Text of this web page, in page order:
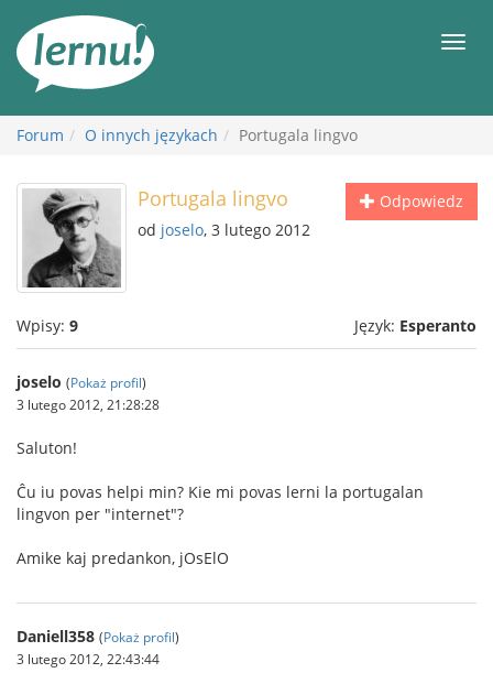
Forum O innych językach Portugala lingvo
Odpowiedz
Portugala lingvo
od joselo, 3 lutego 2012
Wpisy: 9 Język: Esperanto
joselo (Pokaż profil)
3 lutego 2012, 21:28:28
Saluton!
Ĉu iu povas helpi min? Kie mi povas lerni la portugalan
lingvon per "internet"?
Amike kaj predankon, jOsElO
Daniell358 (Pokaż profil)
3 lutego 2012, 22:43:44